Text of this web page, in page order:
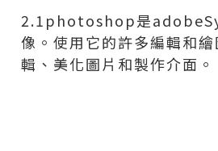
2.1photoshop是
像。使用它的許多編輯和
輯、美化圖片和製作介面。